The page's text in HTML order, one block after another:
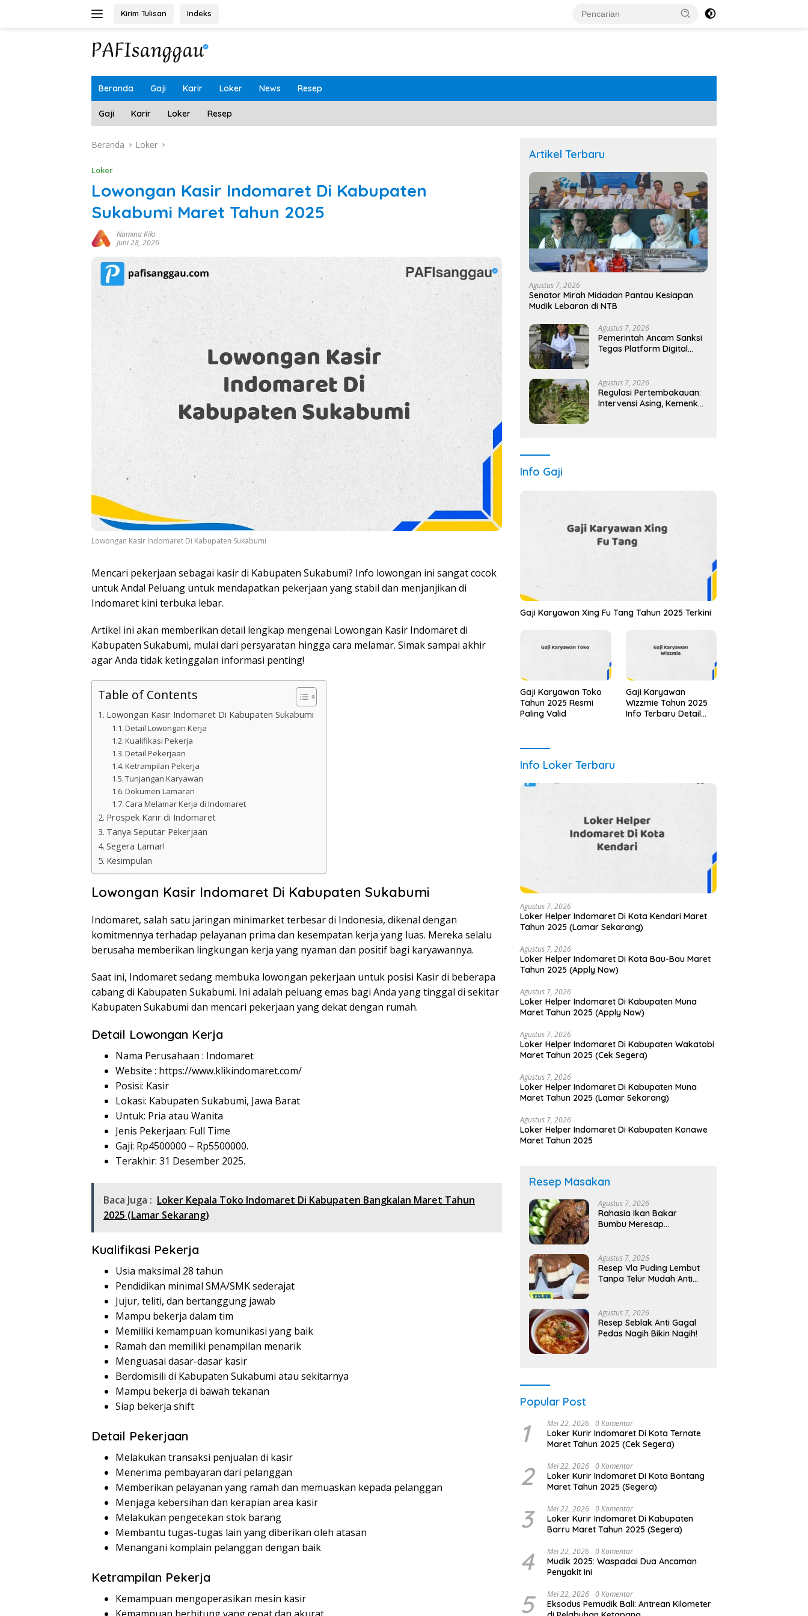
Kirim Tulisan Indeks
Beranda Gaji Karir Loker News Resep
Gaji Karir Loker Resep
Beranda Loker
Loker
Lowongan Kasir Indomaret Di Kabupaten
Sukabumi Maret Tahun 2025
Namina Kiki
Juni 28, 2026
Lowongan Kasir Indomaret Di Kabupaten Sukabumi
Mencari pekerjaan sebagai kasir di Kabupaten Sukabumi? Info lowongan ini sangat cocok
untuk Anda! Peluang untuk mendapatkan pekerjaan yang stabil dan menjanjikan di
Indomaret kini terbuka lebar.
Artikel ini akan memberikan detail lengkap mengenai Lowongan Kasir Indomaret di
Kabupaten Sukabumi, mulai dari persyaratan hingga cara melamar. Simak sampai akhir
agar Anda tidak ketinggalan informasi penting!
Table of Contents
Lowongan Kasir Indomaret Di Kabupaten Sukabumi
Detail Lowongan Kerja
Kualifikasi Pekerja
Detail Pekerjaan
Ketrampilan Pekerja
Tunjangan Karyawan
Dokumen Lamaran
Cara Melamar Kerja di Indomaret
Prospek Karir di Indomaret
Tanya Seputar Pekerjaan
Segera Lamar!
Kesimpulan
Lowongan Kasir Indomaret Di Kabupaten Sukabumi
Indomaret, salah satu jaringan minimarket terbesar di Indonesia, dikenal dengan
komitmennya terhadap pelayanan prima dan kesempatan kerja yang luas. Mereka selalu
berusaha memberikan lingkungan kerja yang nyaman dan positif bagi karyawannya.
Saat ini, Indomaret sedang membuka lowongan pekerjaan untuk posisi Kasir di beberapa
cabang di Kabupaten Sukabumi. Ini adalah peluang emas bagi Anda yang tinggal di sekitar
Kabupaten Sukabumi dan mencari pekerjaan yang dekat dengan rumah.
Detail Lowongan Kerja
Nama Perusahaan : Indomaret
Website : https://www.klikindomaret.com/
Posisi: Kasir
Lokasi: Kabupaten Sukabumi, Jawa Barat
Untuk: Pria atau Wanita
Jenis Pekerjaan: Full Time
Gaji: Rp4500000 – Rp5500000.
Terakhir: 31 Desember 2025.
Baca Juga : Loker Kepala Toko Indomaret Di Kabupaten Bangkalan Maret Tahun
2025 (Lamar Sekarang)
Kualifikasi Pekerja
Usia maksimal 28 tahun
Pendidikan minimal SMA/SMK sederajat
Jujur, teliti, dan bertanggung jawab
Mampu bekerja dalam tim
Memiliki kemampuan komunikasi yang baik
Ramah dan memiliki penampilan menarik
Menguasai dasar-dasar kasir
Berdomisili di Kabupaten Sukabumi atau sekitarnya
Mampu bekerja di bawah tekanan
Siap bekerja shift
Detail Pekerjaan
Melakukan transaksi penjualan di kasir
Menerima pembayaran dari pelanggan
Memberikan pelayanan yang ramah dan memuaskan kepada pelanggan
Menjaga kebersihan dan kerapian area kasir
Melakukan pengecekan stok barang
Membantu tugas-tugas lain yang diberikan oleh atasan
Menangani komplain pelanggan dengan baik
Ketrampilan Pekerja
Kemampuan mengoperasikan mesin kasir
Artikel Terbaru
Agustus 7, 2026
Senator Mirah Midadan Pantau Kesiapan
Mudik Lebaran di NTB
Agustus 7, 2026
Pemerintah Ancam Sanksi
Tegas Platform Digital
Agustus 7, 2026
Regulasi Pertembakauan:
Intervensi Asing, Kemenkes
Info Gaji
Gaji Karyawan Xing Fu Tang Tahun 2025 Terkini
Gaji Karyawan Toko
Tahun 2025 Resmi
Paling Valid
Gaji Karyawan
Wizzmie Tahun 2025
Info Terbaru Detail
Info Loker Terbaru
Agustus 7, 2026
Loker Helper Indomaret Di Kota Kendari Maret
Tahun 2025 (Lamar Sekarang)
Agustus 7, 2026
Loker Helper Indomaret Di Kota Bau-Bau Maret
Tahun 2025 (Apply Now)
Agustus 7, 2026
Loker Helper Indomaret Di Kabupaten Muna
Maret Tahun 2025 (Apply Now)
Agustus 7, 2026
Loker Helper Indomaret Di Kabupaten Wakatobi
Maret Tahun 2025 (Cek Segera)
Agustus 7, 2026
Loker Helper Indomaret Di Kabupaten Muna
Maret Tahun 2025 (Lamar Sekarang)
Agustus 7, 2026
Loker Helper Indomaret Di Kabupaten Konawe
Maret Tahun 2025
Resep Masakan
Agustus 7, 2026
Rahasia Ikan Bakar
Bumbu Meresap
Agustus 7, 2026
Resep Vla Puding Lembut
Tanpa Telur Mudah Anti
Agustus 7, 2026
Resep Seblak Anti Gagal
Pedas Nagih Bikin Nagih!
Popular Post
1 Mei 22, 2026 0 Komentar
Loker Kurir Indomaret Di Kota Ternate
Maret Tahun 2025 (Cek Segera)
2 Mei 22, 2026 0 Komentar
Loker Kurir Indomaret Di Kota Bontang
Maret Tahun 2025 (Segera)
3 Mei 22, 2026 0 Komentar
Loker Kurir Indomaret Di Kabupaten
Barru Maret Tahun 2025 (Segera)
4 Mei 22, 2026 0 Komentar
Mudik 2025: Waspadai Dua Ancaman
Penyakit Ini
5 Mei 22, 2026 0 Komentar
Eksodus Pemudik Bali: Antrean Kilometer